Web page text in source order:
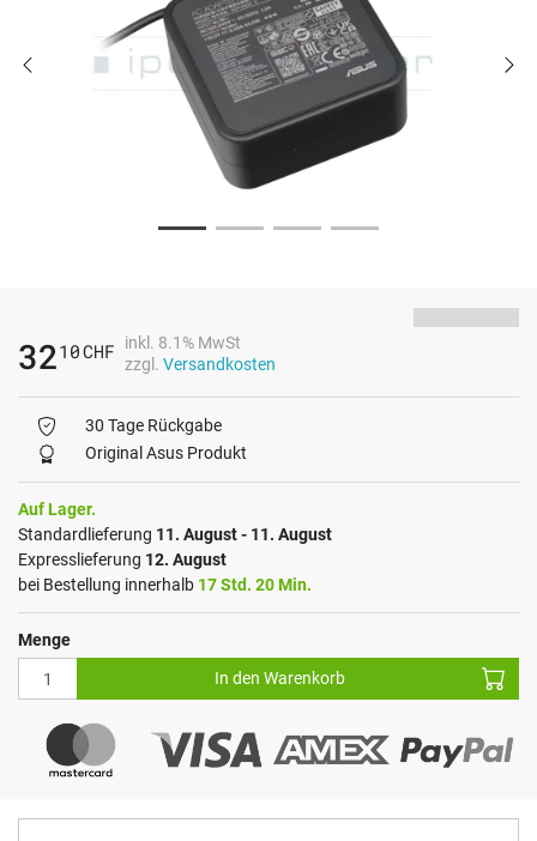
3210CHF
inkl. 8.1% MwSt
zzgl. Versandkosten
30 Tage Rückgabe
Original Asus Produkt
Auf Lager.
Standardlieferung 11. August - 11. August
Expresslieferung 12. August
bei Bestellung innerhalb 17 Std. 20 Min.
Menge
In den Warenkorb